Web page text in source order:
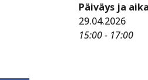
Päiväys ja aika
29.04.2026
15:00 - 17:00